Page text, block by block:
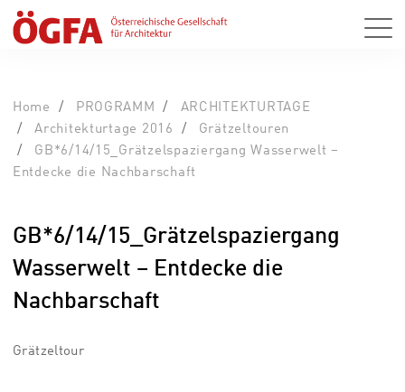
Home PROGRAMM
ARCHITEKTURTAGE
Architekturtage 2016
Grätzeltouren
GB*6/14/15_Grätzelspaziergang Wasserwelt –
Entdecke die Nachbarschaft
GB*6/14/15_Grätzelspaziergang
Wasserwelt – Entdecke die
Nachbarschaft
Grätzeltour